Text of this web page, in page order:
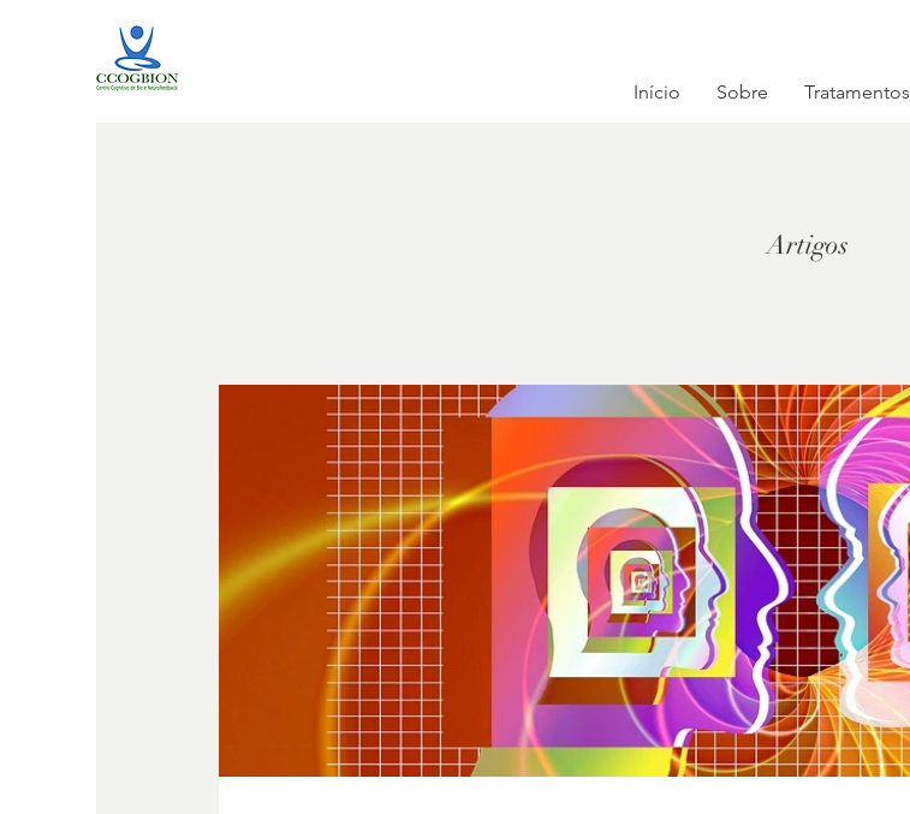
Início Sobre Tratamentos
Artigos